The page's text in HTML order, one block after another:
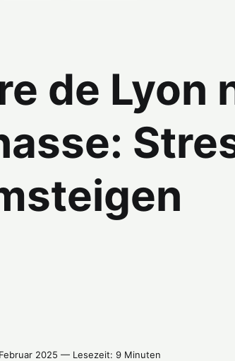
de Lyon
2025 — Lesezeit: 9 Minuten